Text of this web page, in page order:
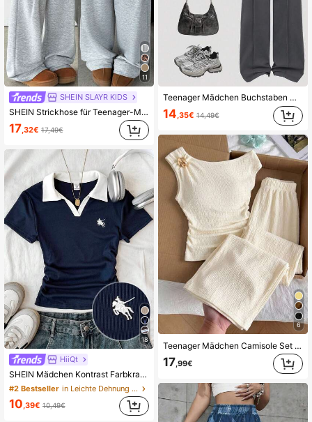
11
SHEIN SLAYR KIDS
SHEIN Strickhose für Teenager-Mädchen, locker geschnitten, mit Kordelzug und Tasche, weites Bein, hellgrau, bequeme Hose, graue Jogginghose, süße Jogginghose
17 ,32€ 17,49€
18
HiiQt
SHEIN Mädchen Kontrast Farbkragen Strick Casual Crop Top mit kleiner Logo Stickerei, Navy Blau & Weiß
#2 Bestseller in Leichte Dehnung T-Shirts für Teenager-Mädchen
10,39€ 10,49€
Teenager Mädchen Buchstaben Muster Kurzarm T-Shirt und weite Hose Lässig Anzug, Schulanfang
14,35€ 14,49€
6
Teenager Mädchen Camisole Set T-Shirt mit asymmetrischem Schulterdesign, eine Seite wird von einem Spaghettiträger gehalten und die andere Seite fällt natürlich herab, um die Schulter zu zeigen, tailliert gefaltet für eine schmeichelnde Silhouette, geeignet für Frühling und Sommer
17 ,99€